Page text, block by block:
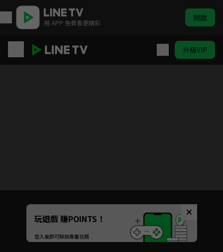
用 APP 免費看更精彩 開啟
升級VIP
Unmute
如有不便請見諒
玩遊戲 賺POINTS！
登入後即可解鎖專屬任務